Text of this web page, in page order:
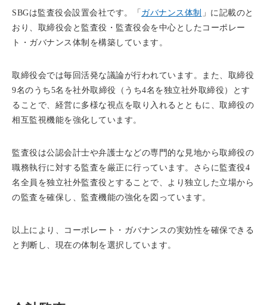
SBGは監査役会設置会社です。「 ガバナンス体制 」に記載のと
おり、取締役会と監査役・監査役会を中心としたコーポレー
ト・ガバナンス体制を構築しています。
取締役会では毎回活発な議論が行われています。また、取締役
9名のうち5名を社外取締役（うち4名を独立社外取締役）とす
ることで、経営に多様な視点を取り入れるとともに、取締役の
相互監視機能を強化しています。
監査役は公認会計士や弁護士などの専門的な見地から取締役の
職務執行に対する監査を厳正に行っています。さらに監査役4
名全員を独立社外監査役とすることで、より独立した立場から
の監査を確保し、監査機能の強化を図っています。
以上により、コーポレート・ガバナンスの実効性を確保できる
と判断し、現在の体制を選択しています。